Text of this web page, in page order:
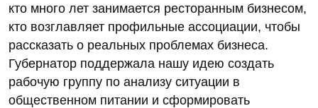
кто много лет занимается ресторанным бизнесом,
кто возглавляет профильные ассоциации, чтобы
рассказать о реальных проблемах бизнеса.
Губернатор поддержала нашу идею создать
рабочую группу по анализу ситуации в
общественном питании и сформировать